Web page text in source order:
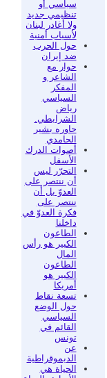
سياسي أو
تنظيمي جديد
ولا أغادر لبنان
لأسباب أمنية
حول الحرب
ضد إيران
حوار مع
الشاعر و
المفكر
السياسي
رياض
الشرايطي.
حاوره بشير
الحامدي
أصوات الدرك
الأسفل
التحرّر ليس
أن ننتصر على
العدوّ بل أن
ننتصر على
فكرة العدوّ في
داخلنا
الطاعون
الكبير هو رأس
المال
الطاعون
الكبير هو
أمريكا
تسعة نقاط
حول الوضع
السياسي
القائم في
تونس
عن
الديموقراطية
الحياة هي